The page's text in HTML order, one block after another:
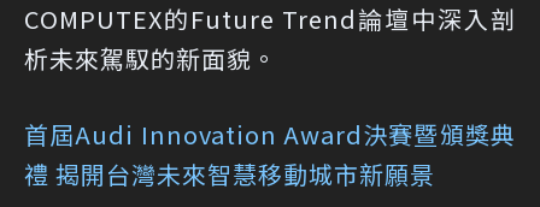
COMPUTEX的Future Trend論壇中深入剖
析未來駕馭的新面貌。
首屆Audi Innovation Award決賽暨頒獎典
禮 揭開台灣未來智慧移動城市新願景